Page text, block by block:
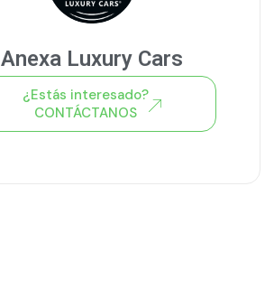
Anexa Luxury Cars
¿Estás interesado?
CONTÁCTANOS